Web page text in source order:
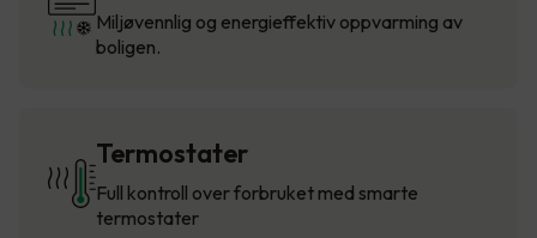
Miljøvennlig og energieffektiv oppvarming av
boligen.
Termostater
Full kontroll over forbruket med smarte
termostater